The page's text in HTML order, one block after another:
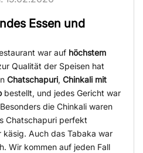
Essen und
war auf höchstem
Qualität der Speisen hat
Chatscha­puri, Chinkali mit
bestellt, und jedes Gericht war
die Chinkali waren
Chatscha­puri perfekt
Auch das Tabaka war
Wir kommen auf jeden Fall